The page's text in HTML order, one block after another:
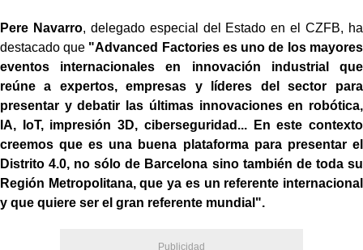
Pere Navarro, delegado especial del Estado en el CZFB, ha
destacado que "Advanced Factories es uno de los mayores
eventos internacionales en innovación industrial que
reúne a expertos, empresas y líderes del sector para
presentar y debatir las últimas innovaciones en robótica,
IA, IoT, impresión 3D, ciberseguridad... En este contexto
creemos que es una buena plataforma para presentar el
Distrito 4.0, no sólo de Barcelona sino también de toda su
Región Metropolitana, que ya es un referente internacional
y que quiere ser el gran referente mundial".